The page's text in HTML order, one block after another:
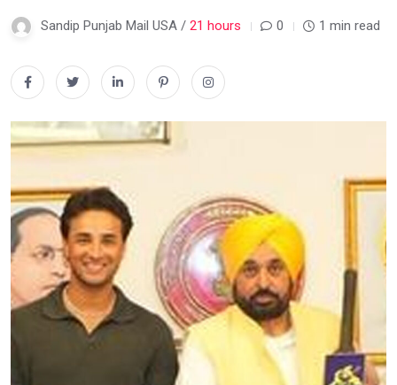
Sandip Punjab Mail USA / 21 hours 0 1 min read